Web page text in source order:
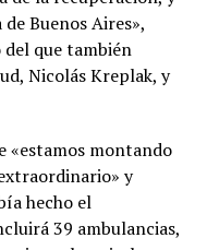
Buenos Aires»,
que también
Nicolás Kreplak, y
«estamos montando
y
hecho el
39 ambulancias,